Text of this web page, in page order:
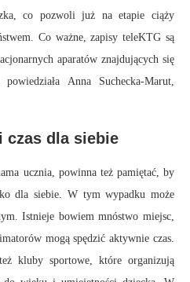
co pozwoli już na etapie ciąży
Co ważne, zapisy teleKTG są
aparatów znajdujących się
Anna Suchecka-Marut,
czas dla siebie
ucznia, powinna też pamiętać, by
dla siebie. W tym wypadku może
Istnieje bowiem mnóstwo miejsc,
mogą spędzić aktywnie czas.
kluby sportowe, które organizują